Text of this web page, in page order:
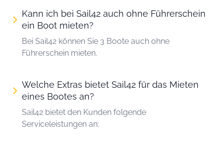
Kann ich bei Sail42 auch ohne Führerschein
ein Boot mieten?
Bei Sail42 können Sie 3 Boote auch ohne
Führerschein mieten.
Welche Extras bietet Sail42 für das Mieten
eines Bootes an?
Sail42 bietet den Kunden folgende
Serviceleistungen an: